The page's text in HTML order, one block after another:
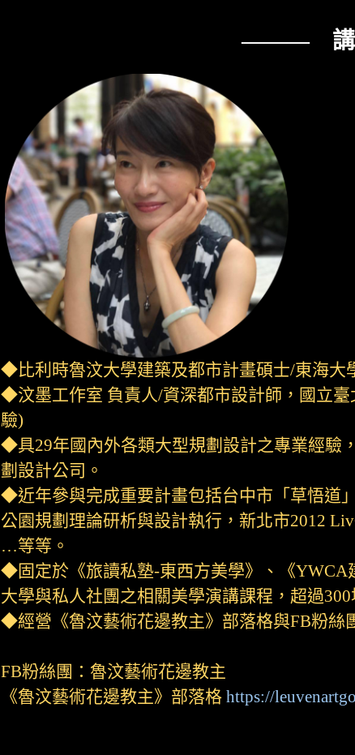
——— 講
◆比利時魯汶大學建築及都市計畫碩士/東海大
◆汶墨工作室 負責人/資深都市設計師，國立
驗)
◆具29年國內外各類大型規劃設計之專業經驗
劃設計公司。
◆近年參與完成重要計畫包括台中市「草悟道
公園規劃理論研析與設計執行，新北市2012
…等等。
◆固定於《旅讀私塾-東西方美學》、《YWCA
大學與私人社團之相關美學演講課程，超過300
◆經營《魯汶藝術花邊教主》部落格與FB粉絲
FB粉絲團：魯汶藝術花邊教主
《魯汶藝術花邊教主》部落格 https://